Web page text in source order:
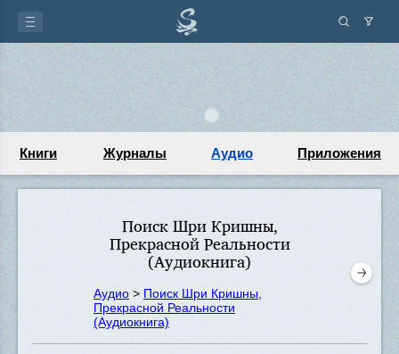
Книги Журналы Аудио Приложения
Поиск Шри Кришны,
Прекрасной Реальности
(Аудиокнига)
Аудио > Поиск Шри Кришны,
Прекрасной Реальности
(Аудиокнига)